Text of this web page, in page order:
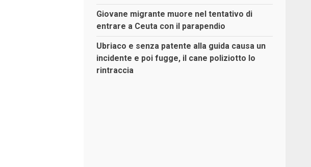
Giovane migrante muore nel tentativo di
entrare a Ceuta con il parapendio
Ubriaco e senza patente alla guida causa un
incidente e poi fugge, il cane poliziotto lo
rintraccia